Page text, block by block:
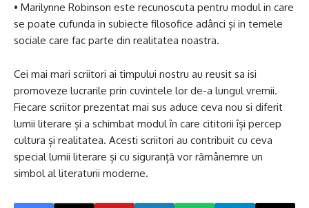
• Marilynne Robinson este recunoscuta pentru modul in care
se poate cufunda in subiecte filosofice adânci și in temele
sociale care fac parte din realitatea noastra.
Cei mai mari scriitori ai timpului nostru au reusit sa isi
promoveze lucrarile prin cuvintele lor de-a lungul vremii.
Fiecare scriitor prezentat mai sus aduce ceva nou si diferit
lumii literare și a schimbat modul în care cititorii își percep
cultura și realitatea. Acesti scriitori au contribuit cu ceva
special lumii literare și cu siguranță vor rămânemre un
simbol al literaturii moderne.